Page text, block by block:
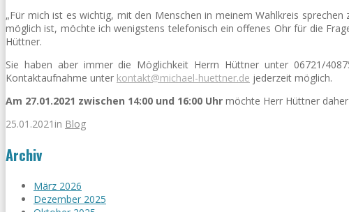
„Für mich ist es wichtig, mit den Menschen in meinem Wahlkreis
möglich ist, möchte ich wenigstens telefonisch ein offenes Ohr für die
Hüttner.
Sie haben aber immer die Möglichkeit Herrn Hüttner unter 06721/
Kontaktaufnahme unter kontakt@michael-huettner.de jederzeit möglich.
Am 27.01.2021 zwischen 14:00 und 16:00 Uhr möchte Herr Hüttner
25.01.2021 in Blog
Archiv
März 2026
Dezember 2025